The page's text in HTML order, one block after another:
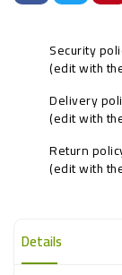
Security
(edit with
Delivery
(edit with
Return
(edit with
Details